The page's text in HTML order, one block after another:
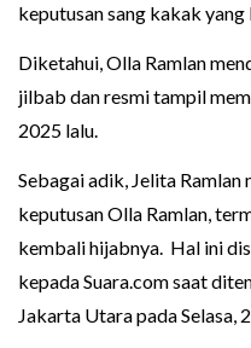
keputusan sang kakak
Diketahui, Olla Ramlan
jilbab dan resmi tampil
2025 lalu.
Sebagai adik, Jelita Ramlan
keputusan Olla Ramlan,
kembali hijabnya. Hal ini
kepada Suara.com saat
Jakarta Utara pada Selasa,